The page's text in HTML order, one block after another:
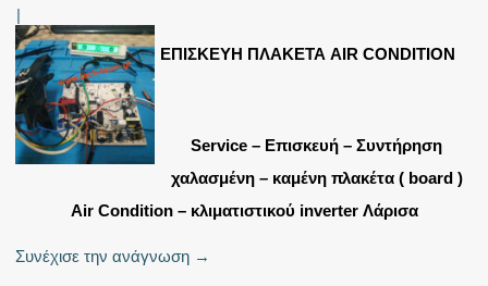
|
ΕΠΙΣΚΕΥΗ ΠΛΑΚΕΤΑ AIR CONDITION
Service – Επισκευή – Συντήρηση
χαλασμένη – καμένη πλακέτα ( board )
Air Condition – κλιματιστικού inverter Λάρισα
Συνέχισε την ανάγνωση →